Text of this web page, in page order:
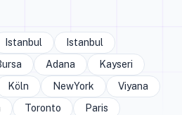
Istanbul
Istanbul
Adana
Kayseri
Köln NewYork
Viyana
Toronto
Paris